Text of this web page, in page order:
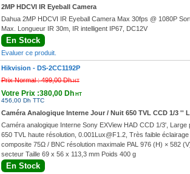
2MP HDCVI IR Eyeball Camera
Dahua 2MP HDCVI IR Eyeball Camera Max 30fps @ 1080P
Max. Longueur IR 30m, IR intelligent IP67, DC12V
En Stock
Evaluer ce produit.
Hikvision - DS-2CC1192P
Prix Normal :499,00 DhHT
Votre Prix :380,00 DhHT
456,00 Dh TTC
Caméra Analogique Interne Jour / Nuit 650 TVL CCD 1/3 ''
Caméra analogique Interne Sony EXView HAD CCD 1/3',
650 TVL haute résolution, 0.001Lux@F1.2, Très faible
composite 75Ω / BNC résolution maximale PAL 976 (H) × 582
secteur Taille 69 x 56 x 113,3 mm Poids 400 g
En Stock